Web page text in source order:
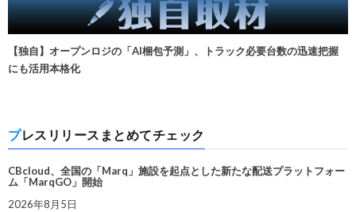
【独自】オープンロジの「AI梱包予測」、トラック必要台数の迅速把握
にも活用本格化
プレスリリースまとめてチェック
CBcloud、全国の「Marq」施設を起点とした新たな配送プラットフォー
ム「MarqGO」開始
2026年8月5日